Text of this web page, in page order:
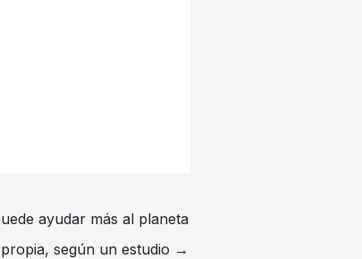
ayudar más al planeta
según un estudio →